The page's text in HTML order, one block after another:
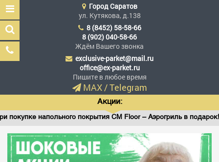
Эксклюзив Паркет
Мы сделали эксклюзив
доступным
ГЛАВНАЯ
ГородСаратов
ул. Кутякова, д.138
8 (8452) 58-58-66
8 (902) 040-58-66
Ждём Вашего звонка
exclusive-parket@mail.ru
office@ex-parket.ru
Пишите в любое время
MAX/Telegram
Акции:
напольного покрытия CM Floor – Аэрогриль в подарок!